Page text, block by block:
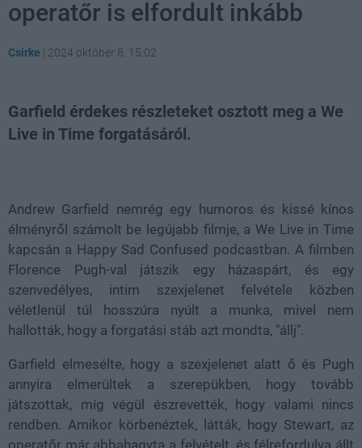
operatőr is elfordult inkább
Csirke | 2024 október 8. 15:02
Garfield érdekes részleteket osztott meg a We
Live in Time forgatásáról.
Andrew Garfield nemrég egy humoros és kissé kínos
élményről számolt be legújabb filmje, a We Live in Time
kapcsán a Happy Sad Confused podcastban. A filmben
Florence Pugh-val játszik egy házaspárt, és egy
szenvedélyes, intim szexjelenet felvétele közben
véletlenül túl hosszúra nyúlt a munka, mivel nem
hallották, hogy a forgatási stáb azt mondta, "állj".
Garfield elmesélte, hogy a szexjelenet alatt ő és Pugh
annyira elmerültek a szerepükben, hogy tovább
játszottak, míg végül észrevették, hogy valami nincs
rendben. Amikor körbenéztek, látták, hogy Stewart, az
operatőr már abbahagyta a felvételt, és félrefordulva állt